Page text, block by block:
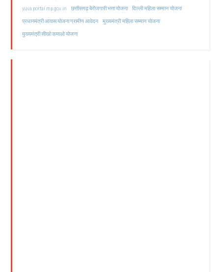
yuva portal mp gov.in
छत्तीसगढ़ बेरोजगारी भत्ता योजना दिल्ली महिला सम्मान योजना
प्रधानमंत्री आवास योजना ग्रामीण आवेदन मुख्यमंत्री महिला सम्मान योजना
मुख्यमंत्री सीखो कमाओ योजना